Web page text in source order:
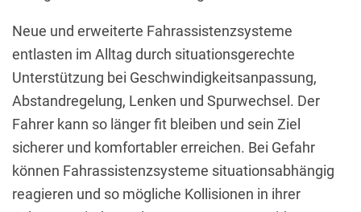
Neue und erweiterte Fahrassistenzsysteme
entlasten im Alltag durch situationsgerechte
Unterstützung bei Geschwindigkeitsanpassung,
Abstandregelung, Lenken und Spurwechsel. Der
Fahrer kann so länger fit bleiben und sein Ziel
sicherer und komfortabler erreichen. Bei Gefahr
können Fahrassistenzsysteme situationsabhängig
reagieren und so mögliche Kollisionen in ihrer